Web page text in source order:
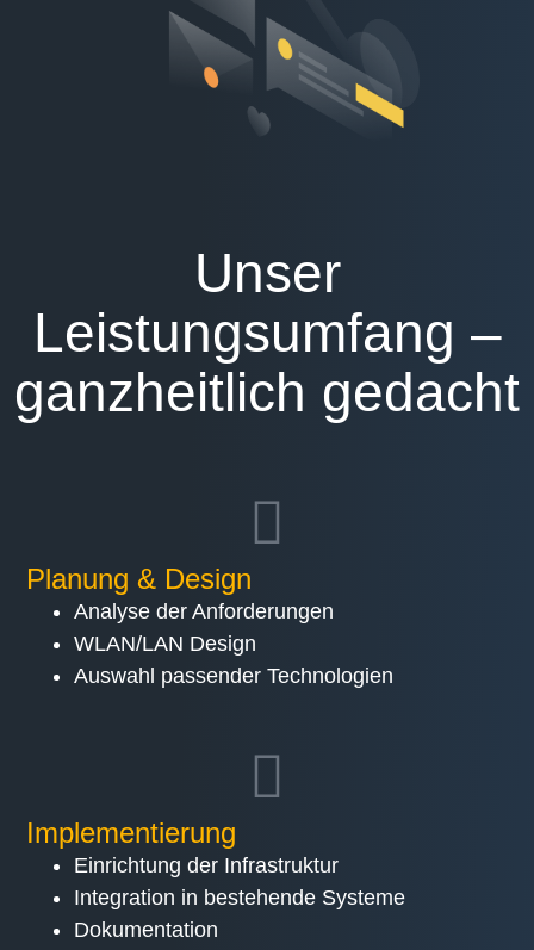
Unser
Leistungsumfang –
ganzheitlich gedacht
Planung & Design
Analyse der Anforderungen
WLAN/LAN Design
Auswahl passender Technologien
Implementierung
Einrichtung der Infrastruktur
Integration in bestehende Systeme
Dokumentation